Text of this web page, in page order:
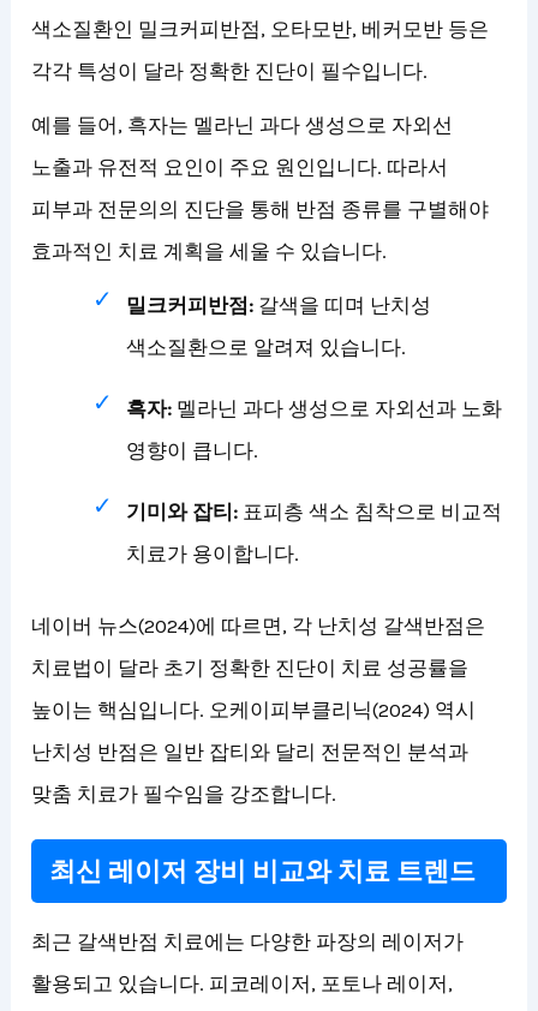
색소질환인 밀크커피반점, 오타모반, 베커모반 등은
각각 특성이 달라 정확한 진단이 필수입니다.
예를 들어, 흑자는 멜라닌 과다 생성으로 자외선
노출과 유전적 요인이 주요 원인입니다. 따라서
피부과 전문의의 진단을 통해 반점 종류를 구별해야
효과적인 치료 계획을 세울 수 있습니다.
밀크커피반점: 갈색을 띠며 난치성
색소질환으로 알려져 있습니다.
흑자: 멜라닌 과다 생성으로 자외선과 노화
영향이 큽니다.
기미와 잡티: 표피층 색소 침착으로 비교적
치료가 용이합니다.
네이버 뉴스(2024)에 따르면, 각 난치성 갈색반점은
치료법이 달라 초기 정확한 진단이 치료 성공률을
높이는 핵심입니다. 오케이피부클리닉(2024) 역시
난치성 반점은 일반 잡티와 달리 전문적인 분석과
맞춤 치료가 필수임을 강조합니다.
최신 레이저 장비 비교와 치료 트렌드
최근 갈색반점 치료에는 다양한 파장의 레이저가
활용되고 있습니다. 피코레이저, 포토나 레이저,